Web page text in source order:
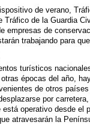
de verano,
Tráfico de la Guardia
empresas de
trabajando para
turísticos
épocas del año,
de otros
por
operativo desde el
atravesarán la